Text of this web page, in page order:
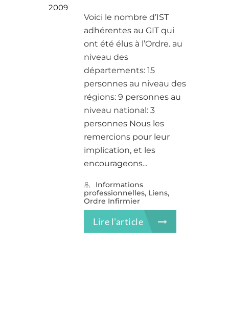
2009
Voici le nombre d’IST
adhérentes au GIT qui
ont été élus à l’Ordre. au
niveau des
départements: 15
personnes au niveau des
régions: 9 personnes au
niveau national: 3
personnes Nous les
remercions pour leur
implication, et les
encourageons...
Informations
professionnelles, Liens,
Ordre Infirmier
Lire l'article